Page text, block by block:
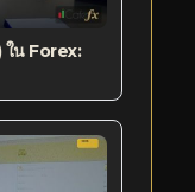
ใน Forex: